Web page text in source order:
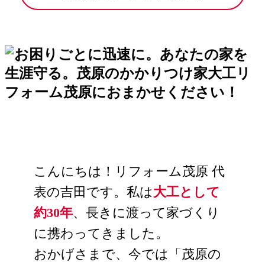
こんにちは！リフォーム茂原 代
表の吉田です。私は大工として
約30年、長きに渡って家づくり
に携わってきました。
おかげさまで、今では「茂原の